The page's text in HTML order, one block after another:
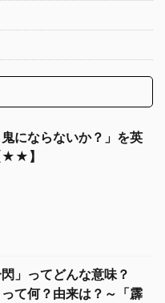
鬼にならないか？」を英
★★】
閃」ってどんな意味？
って何？由来は？～「霹